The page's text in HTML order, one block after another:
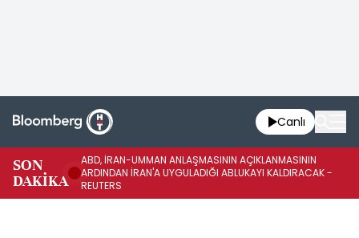
Canlı
SON
DAKİKA
ABD, İRAN-UMMAN ANLAŞMASININ AÇIKLANMASININ
ARDINDAN İRAN'A UYGULADIĞI ABLUKAYI KALDIRACAK -
REUTERS